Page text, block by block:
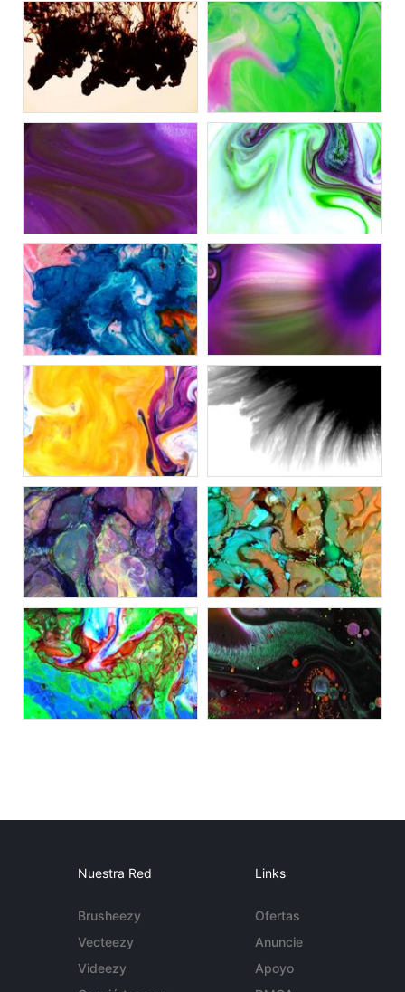
Nuestra Red
Brusheezy
Vecteezy
Videezy
Links
Ofertas
Anuncie
Apoyo